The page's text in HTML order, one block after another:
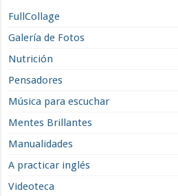
FullCollage
Galería de Fotos
Nutrición
Pensadores
Música para escuchar
Mentes Brillantes
Manualidades
A practicar inglés
Videoteca